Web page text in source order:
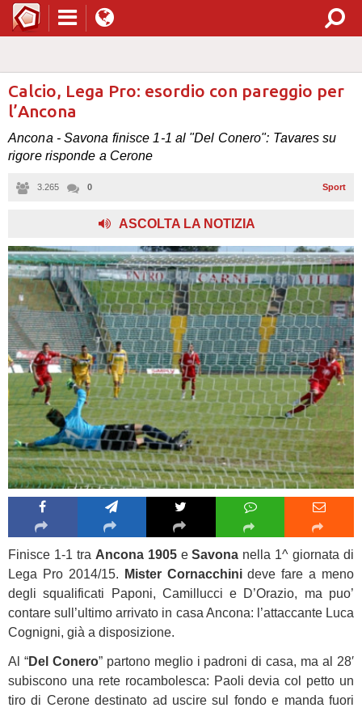
Calcio, Lega Pro: esordio con pareggio per
l’Ancona
Ancona - Savona finisce 1-1 al "Del Conero": Tavares su
rigore risponde a Cerone
3.265 0 Sport
ASCOLTA LA NOTIZIA
Finisce 1-1 tra Ancona 1905eSavona nella 1^ giornata di
Lega Pro 2014/15.
Mister Cornacchinideve fare a meno
degli squalificati Paponi, Camillucci e D’Orazio, ma puo’
contare sull’ultimo arrivato in casa Ancona: l’attaccante Luca
Cognigni, già a disposizione.
Al “Del Conero” partono meglio i padroni di casa, ma al 28′
subiscono una rete rocambolesca: Paoli devia col petto un
tiro di Cerone destinato ad uscire sul fondo e manda fuori